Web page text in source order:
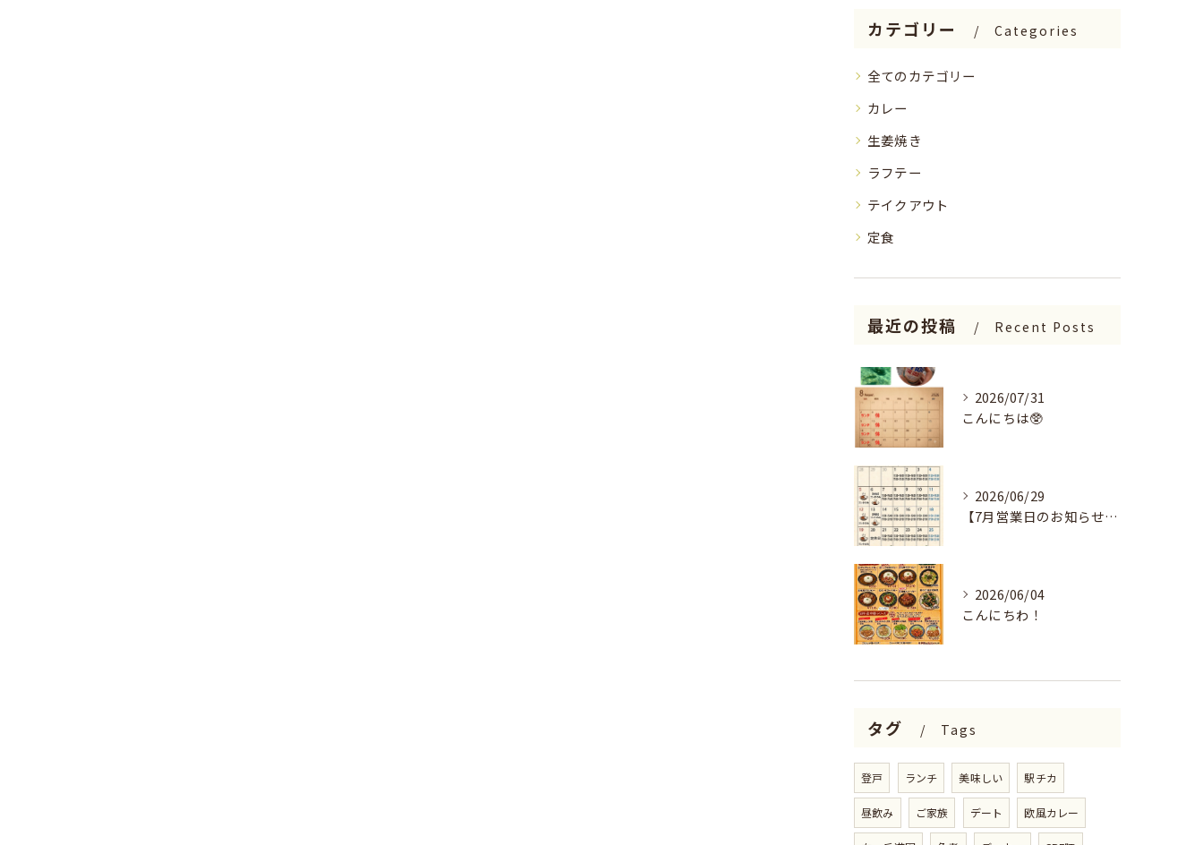
カテゴリー Categories
全てのカテゴリー
カレー
生姜焼き
ラフテー
テイクアウト
定食
最近の投稿 Recent Posts
2026/07/31
こんにちは🥸
2026/06/29
【7月営業日のお知らせ🌻】
2026/06/04
こんにちわ！
タグ Tags
登戸 ランチ 美味しい 駅チカ
昼飲み ご家族 デート 欧風カレー